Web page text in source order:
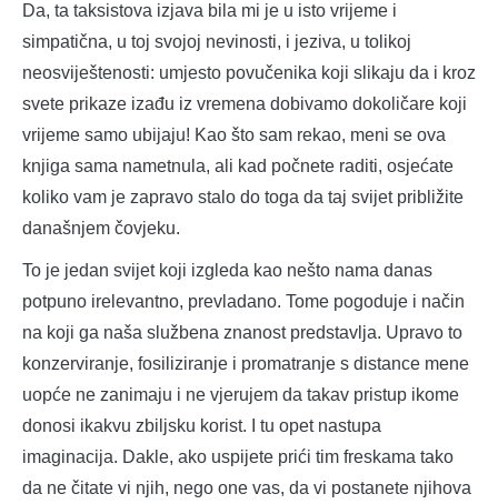
Da, ta taksistova izjava bila mi je u isto vrijeme i
simpatična, u toj svojoj nevinosti, i jeziva, u tolikoj
neosviještenosti: umjesto povučenika koji slikaju da i kroz
svete prikaze izađu iz vremena dobivamo dokoličare koji
vrijeme samo ubijaju! Kao što sam rekao, meni se ova
knjiga sama nametnula, ali kad počnete raditi, osjećate
koliko vam je zapravo stalo do toga da taj svijet približite
današnjem čovjeku.
To je jedan svijet koji izgleda kao nešto nama danas
potpuno irelevantno, prevladano. Tome pogoduje i način
na koji ga naša službena znanost predstavlja. Upravo to
konzerviranje, fosiliziranje i promatranje s distance mene
uopće ne zanimaju i ne vjerujem da takav pristup ikome
donosi ikakvu zbiljsku korist. I tu opet nastupa
imaginacija. Dakle, ako uspijete prići tim freskama tako
da ne čitate vi njih, nego one vas, da vi postanete njihova